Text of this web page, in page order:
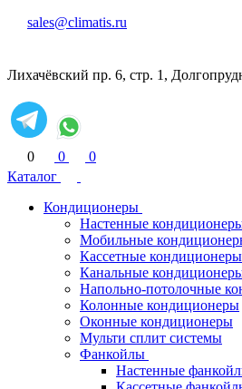
sales@climatis.ru
Лихачёвский пр. 6, стр. 1,
0 0
0
Каталог
Кондиционеры
Настенные
Мобильные
Кассетные кондиционеры
Канальные
Напольно-потолочные
Колонные кондиционеры
Оконные кондиционеры
Мульти сплит системы
Фанкойлы
Настенные